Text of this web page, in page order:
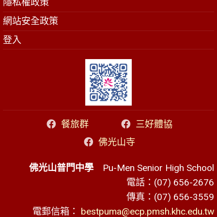
隱私權政策
網站安全政策
登入
餐旅群
三好體協
佛光山寺
佛光山普門中學 Pu-Men Senior High School
電話：(07) 656-2676
傳真：(07) 656-3559
電郵信箱： bestpuma@ecp.pmsh.khc.edu.tw